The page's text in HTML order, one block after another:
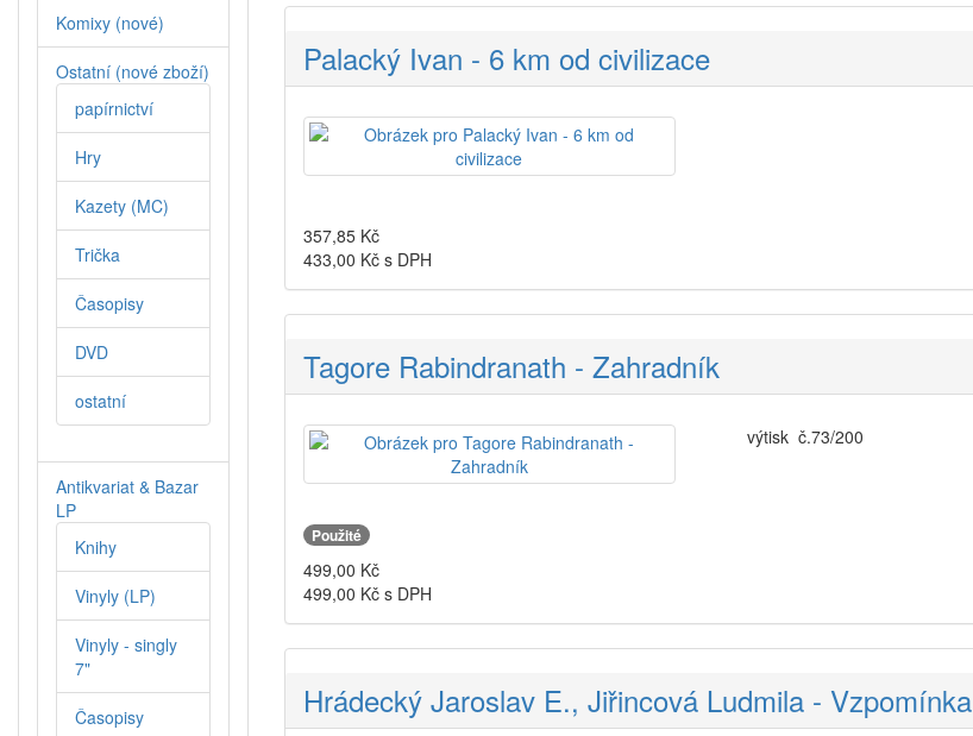
Palacký Ivan - 6 km od civilizace
357,85 Kč
433,00 Kč s DPH
Tagore Rabindranath - Zahradník
výtisk č.73/200
Použité
499,00 Kč
499,00 Kč s DPH
Hrádecký Jaroslav E., Jiřincová Ludmila - Vzpomínka
Komixy (nové)
Ostatní (nové zboží)
papírnictví
Hry
Kazety (MC)
Trička
Časopisy
DVD
ostatní
Antikvariat & Bazar
LP
Knihy
Vinyly (LP)
Vinyly - singly
7"
Časopisy